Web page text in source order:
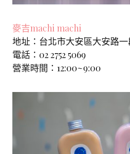
麥吉machi machi
地址：台北市大安區大安路一
電話：02 2752 5069
營業時間：12:00~9:00